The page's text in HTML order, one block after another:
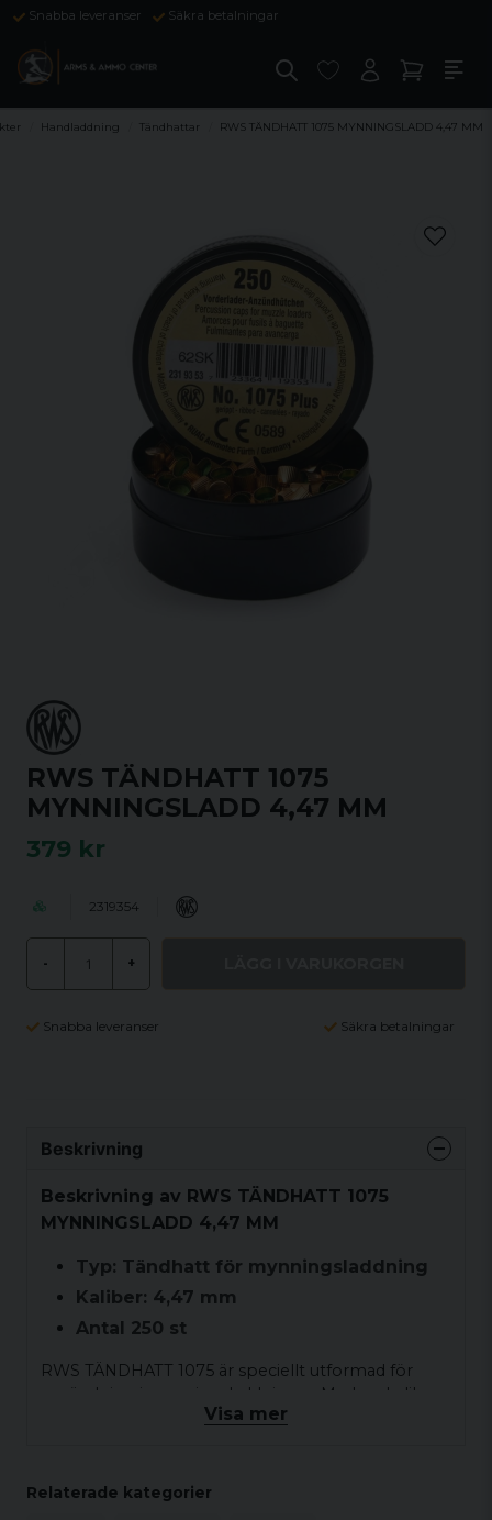
Snabba leveranser Säkra betalningar
Handladdning Tändhattar RWS TÄNDHATT 1075 MYNNINGSLADD 4,47 MM
RWS TÄNDHATT 1075
MYNNINGSLADD 4,47 MM
379 kr
2319354
- +
Snabba leveranser Säkra betalningar
Beskrivning
Beskrivning av RWS TÄNDHATT 1075
MYNNINGSLADD 4,47 MM
Typ: Tändhatt för mynningsladdning
Kaliber: 4,47 mm
Antal 250 st
RWS TÄNDHATT 1075 är speciellt utformad för
användning i mynningsladdningar. Med en kaliber
på 4,47 mm är denna tändhatt av hög kvalitet och
pålitlig tändning. Oavsett om du är en erfaren skytt
Visa mer
Relaterade kategorier